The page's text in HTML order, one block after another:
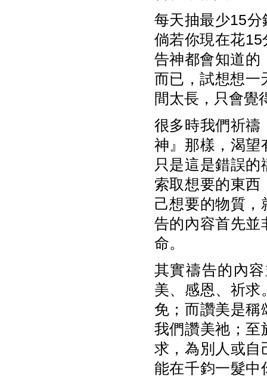
每天抽最少15
倘若你現在花
告神都會知道的
而已，試想想一
間太長，只會覺
很多時我們祈禱
神』那樣，渴望
只是這是錯誤
索取想要的東西
己想要的物質，
告的內容首先並
命。
其實禱告的內
美、感恩、祈求
免；而讚美是稱
我們讚美祂；至
求，為別人或自
能在千鈞一髮中